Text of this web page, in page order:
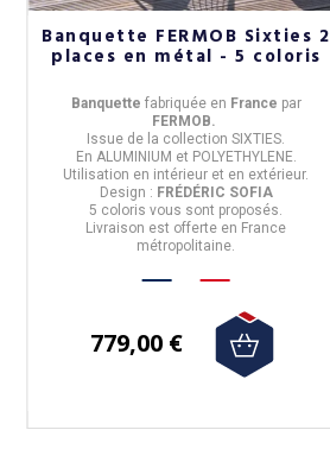
Banquette FERMOB Sixties 2
places en métal - 5 coloris
Banquette fabriquée en France par
FERMOB.
Issue de la collection SIXTIES.
En ALUMINIUM et POLYETHYLENE
Utilisation en intérieur et en extérieur.
Design : FRÉDÉRIC SOFIA
5 coloris vous sont proposés.
Livraison est offerte en France
métropolitaine.
779,00 €